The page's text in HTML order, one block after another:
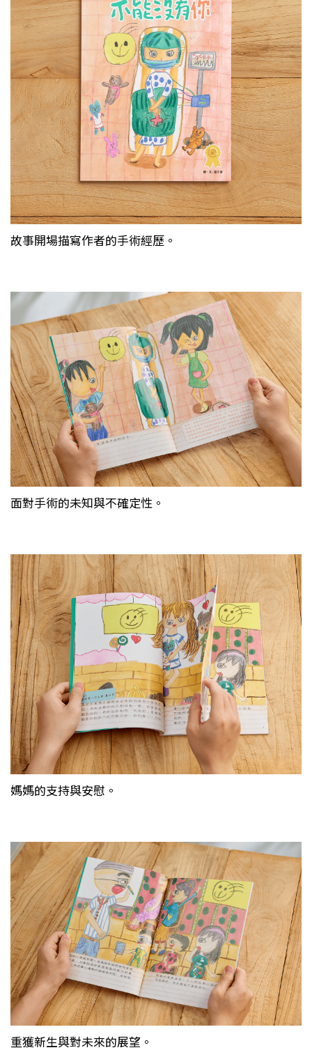
故事開場描寫作者的手術經歷。
面對手術的未知與不確定性。
媽媽的支持與安慰。
重獲新生與對未來的展望。